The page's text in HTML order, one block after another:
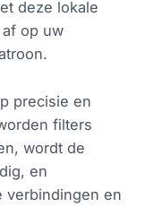
deze lokale
op uw
precisie en
filters
wordt de
en
verbindingen en